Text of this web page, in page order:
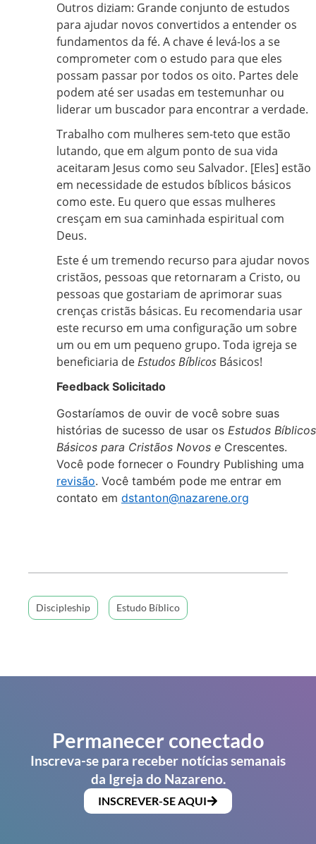
Outros diziam: Grande conjunto de estudos
para ajudar novos convertidos a entender os
fundamentos da fé. A chave é levá-los a se
comprometer com o estudo para que eles
possam passar por todos os oito. Partes dele
podem até ser usadas em testemunhar ou
liderar um buscador para encontrar a verdade.
Trabalho com mulheres sem-teto que estão
lutando, que em algum ponto de sua vida
aceitaram Jesus como seu Salvador. [Eles] estão
em necessidade de estudos bíblicos básicos
como este. Eu quero que essas mulheres
cresçam em sua caminhada espiritual com
Deus.
Este é um tremendo recurso para ajudar novos
cristãos, pessoas que retornaram a Cristo, ou
pessoas que gostariam de aprimorar suas
crenças cristãs básicas. Eu recomendaria usar
este recurso em uma configuração um sobre
um ou em um pequeno grupo. Toda igreja se
beneficiaria deEstudos Bíblicos Básicos!
Feedback Solicitado
Gostaríamos de ouvir de você sobre suas
histórias de sucesso de usar os Estudos Bíblicos
Básicos para Cristãos Novos e Crescentes.
Você pode fornecer o Foundry Publishing uma
revisão. Você também pode me entrar em
contato em dstanton@nazarene.org
Discipleship Estudo Bíblico
Permanecer conectado
Inscreva-se para receber notícias semanais
da Igreja do Nazareno.
INSCREVER-SE AQUI